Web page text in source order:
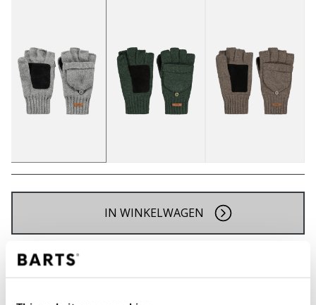
IN WINKELWAGEN
Bestellingen die op werkdagen vóór 12:00 uur
worden geplaatst, worden dezelfde dag verzonden